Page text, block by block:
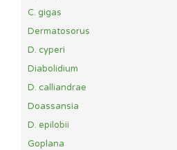
C. gigas
Dermatosorus
D. cyperi
Diabolidium
D. calliandrae
Doassansia
D. epilobii
Goplana